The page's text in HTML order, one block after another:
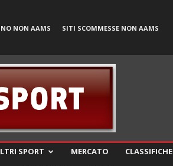
NON AAMS SITI SCOMMESSE NON AAMS
SPORT MERCATO
CLASSIFICHE